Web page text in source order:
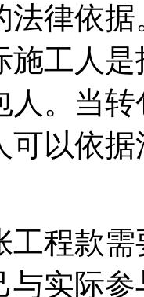
法律依
施工人
人。当
可以依
工程款
与实际